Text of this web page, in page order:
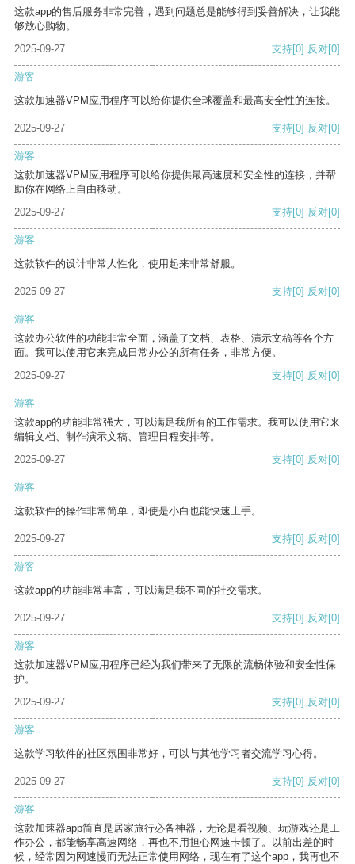
这款app的售后服务非常完善，遇到问题总是能够得到妥善解决，让我能
够放心购物。
2025-09-27
支持[0] 反对[0]
游客
这款加速器VPM应用程序可以给你提供全球覆盖和最高安全性的连接。
2025-09-27 支持[0] 反对[0]
游客
这款加速器VPM应用程序可以给你提供最高速度和安全性的连接，并帮
助你在网络上自由移动。
2025-09-27
支持[0] 反对[0]
游客
这款软件的设计非常人性化，使用起来非常舒服。
2025-09-27 支持[0] 反对[0]
游客
这款办公软件的功能非常全面，涵盖了文档、表格、演示文稿等各个方
面。我可以使用它来完成日常办公的所有任务，非常方便。
2025-09-27
支持[0] 反对[0]
游客
这款app的功能非常强大，可以满足我所有的工作需求。我可以使用它来
编辑文档、制作演示文稿、管理日程安排等。
2025-09-27
支持[0] 反对[0]
游客
这款软件的操作非常简单，即使是小白也能快速上手。
2025-09-27 支持[0] 反对[0]
游客
这款app的功能非常丰富，可以满足我不同的社交需求。
2025-09-27 支持[0] 反对[0]
游客
这款加速器VPM应用程序已经为我们带来了无限的流畅体验和安全性保
护。
2025-09-27
支持[0] 反对[0]
游客
这款学习软件的社区氛围非常好，可以与其他学习者交流学习心得。
2025-09-27 支持[0] 反对[0]
游客
这款加速器app简直是居家旅行必备神器，无论是看视频、玩游戏还是工
作办公，都能畅享高速网络，再也不用担心网速卡顿了。以前出差的时
候，经常因为网速慢而无法正常使用网络，现在有了这个app，我再也不